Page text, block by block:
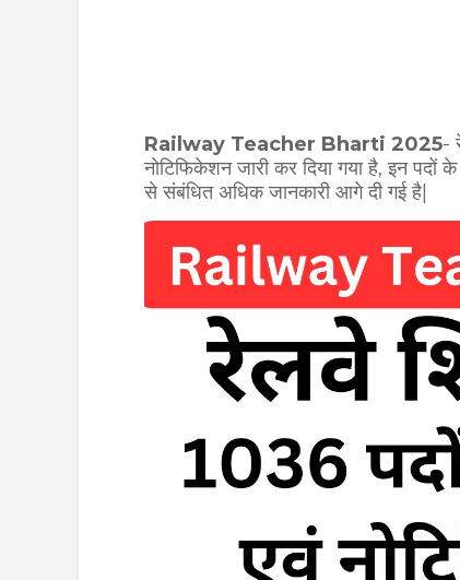
Railway Teacher Bharti 2025-
नोटिफिकेशन जारी कर दिया गया है, इन
से संबंधित अधिक जानकारी आगे दी गई है|